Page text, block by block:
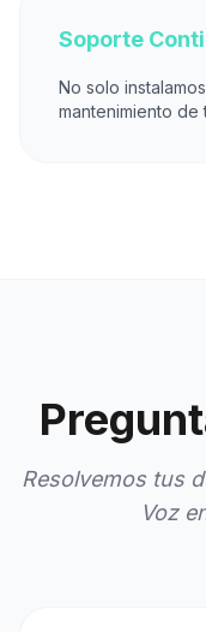
Soporte
No solo
mantenimiento de
Resolvemos tus
Voz